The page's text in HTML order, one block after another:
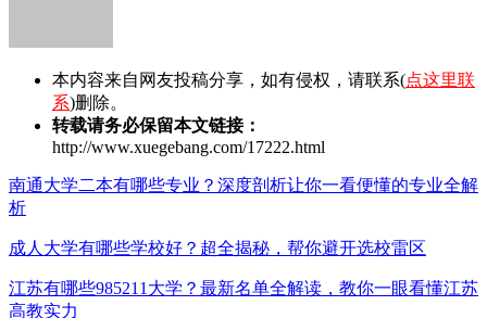
本内容来自网友投稿分享，如有侵权，请联系(点这里联
系)删除。
转载请务必保留本文链接：
http://www.xuegebang.com/17222.html
南通大学二本有哪些专业？深度剖析让你一看便懂的专业全解
析
成人大学有哪些学校好？超全揭秘，帮你避开选校雷区
江苏有哪些985211大学？最新名单全解读，教你一眼看懂江苏
高教实力